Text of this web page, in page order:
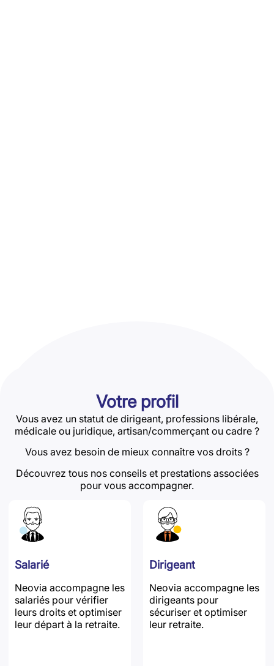
Votre profil
Vous avez un statut de dirigeant, professions libérale,
médicale ou juridique, artisan/commerçant ou cadre ?
Vous avez besoin de mieux connaître vos droits ?
Découvrez tous nos conseils et prestations associées
pour vous accompagner.
Salarié
Neovia accompagne les
salariés pour vérifier
leurs droits et optimiser
leur départ à la retraite.
Dirigeant
Neovia accompagne les
dirigeants pour
sécuriser et optimiser
leur retraite.